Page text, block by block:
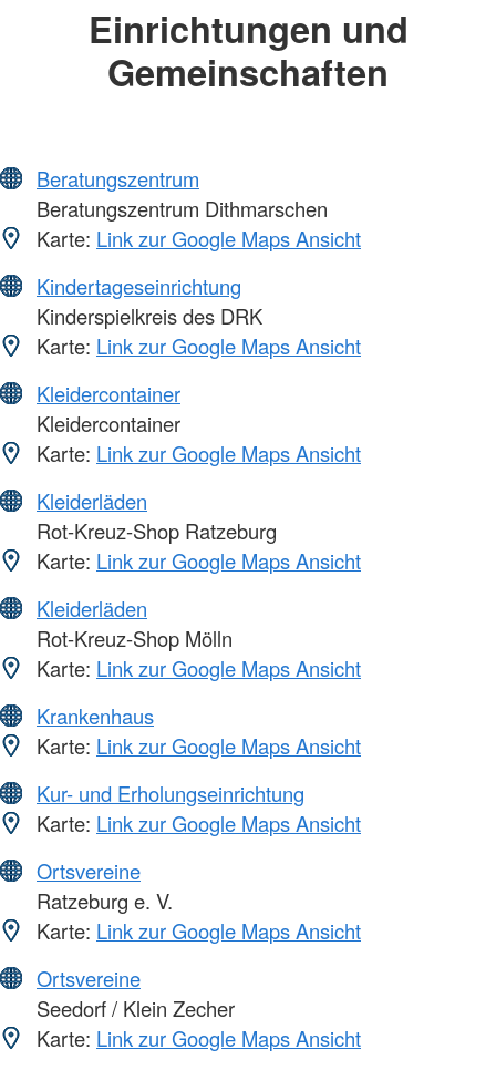
Einrichtungen und
Gemeinschaften
Beratungszentrum
Beratungszentrum Dithmarschen
Karte: Link zur Google Maps Ansicht
Kindertageseinrichtung
Kinderspielkreis des DRK
Karte: Link zur Google Maps Ansicht
Kleidercontainer
Kleidercontainer
Karte: Link zur Google Maps Ansicht
Kleiderläden
Rot-Kreuz-Shop Ratzeburg
Karte: Link zur Google Maps Ansicht
Kleiderläden
Rot-Kreuz-Shop Mölln
Karte: Link zur Google Maps Ansicht
Krankenhaus
Karte: Link zur Google Maps Ansicht
Kur- und Erholungseinrichtung
Karte: Link zur Google Maps Ansicht
Ortsvereine
Ratzeburg e. V.
Karte: Link zur Google Maps Ansicht
Ortsvereine
Seedorf / Klein Zecher
Karte: Link zur Google Maps Ansicht